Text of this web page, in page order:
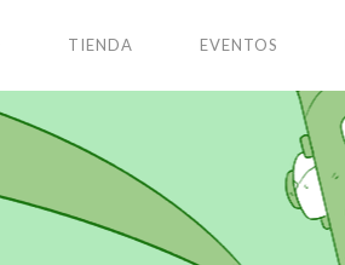
TIENDA EVENTOS